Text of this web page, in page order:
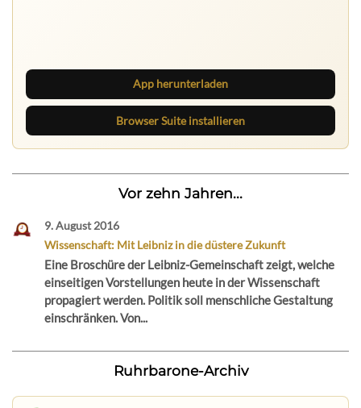
App herunterladen
Browser Suite installieren
Vor zehn Jahren...
9. August 2016
Wissenschaft: Mit Leibniz in die düstere Zukunft
Eine Broschüre der Leibniz-Gemeinschaft zeigt, welche
einseitigen Vorstellungen heute in der Wissenschaft
propagiert werden. Politik soll menschliche Gestaltung
einschränken. Von...
Ruhrbarone-Archiv